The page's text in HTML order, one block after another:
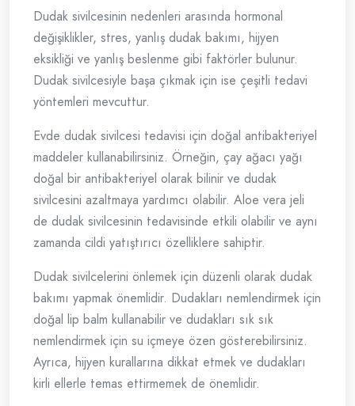
Dudak sivilcesinin nedenleri arasında hormonal
değişiklikler, stres, yanlış dudak bakımı, hijyen
eksikliği ve yanlış beslenme gibi faktörler bulunur.
Dudak sivilcesiyle başa çıkmak için ise çeşitli tedavi
yöntemleri mevcuttur.
Evde dudak sivilcesi tedavisi için doğal antibakteriyel
maddeler kullanabilirsiniz. Örneğin, çay ağacı yağı
doğal bir antibakteriyel olarak bilinir ve dudak
sivilcesini azaltmaya yardımcı olabilir. Aloe vera jeli
de dudak sivilcesinin tedavisinde etkili olabilir ve aynı
zamanda cildi yatıştırıcı özelliklere sahiptir.
Dudak sivilcelerini önlemek için düzenli olarak dudak
bakımı yapmak önemlidir. Dudakları nemlendirmek için
doğal lip balm kullanabilir ve dudakları sık sık
nemlendirmek için su içmeye özen gösterebilirsiniz.
Ayrıca, hijyen kurallarına dikkat etmek ve dudakları
kirli ellerle temas ettirmemek de önemlidir.